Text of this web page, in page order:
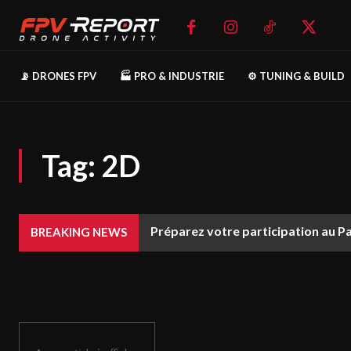
📡 DRONES FPV 🏭 PRO & INDUSTRIE ⚙️ TUNING & BUILD
Tag: 2D
BREAKING NEWS Préparez votre participation au